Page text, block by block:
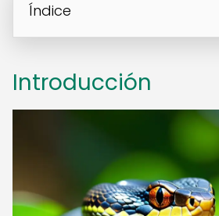
Índice
Introducción